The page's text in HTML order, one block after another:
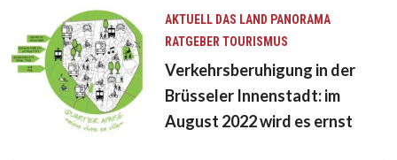
AKTUELL DAS LAND PANORAMA
RATGEBER TOURISMUS
Verkehrsberuhigung in der
Brüsseler Innenstadt: im
August 2022 wird es ernst